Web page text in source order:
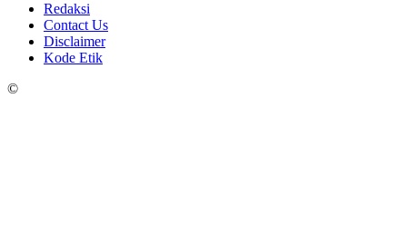
Redaksi
Contact Us
Disclaimer
Kode Etik
©